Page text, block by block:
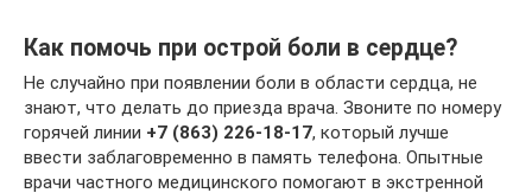
Как помочь при острой боли в сердце?
Не случайно при появлении боли в области сердца, не
знают, что делать до приезда врача. Звоните по номеру
горячей линии +7 (863) 226-18-17, который лучше
ввести заблаговременно в память телефона. Опытные
врачи частного медицинского помогают в экстренной